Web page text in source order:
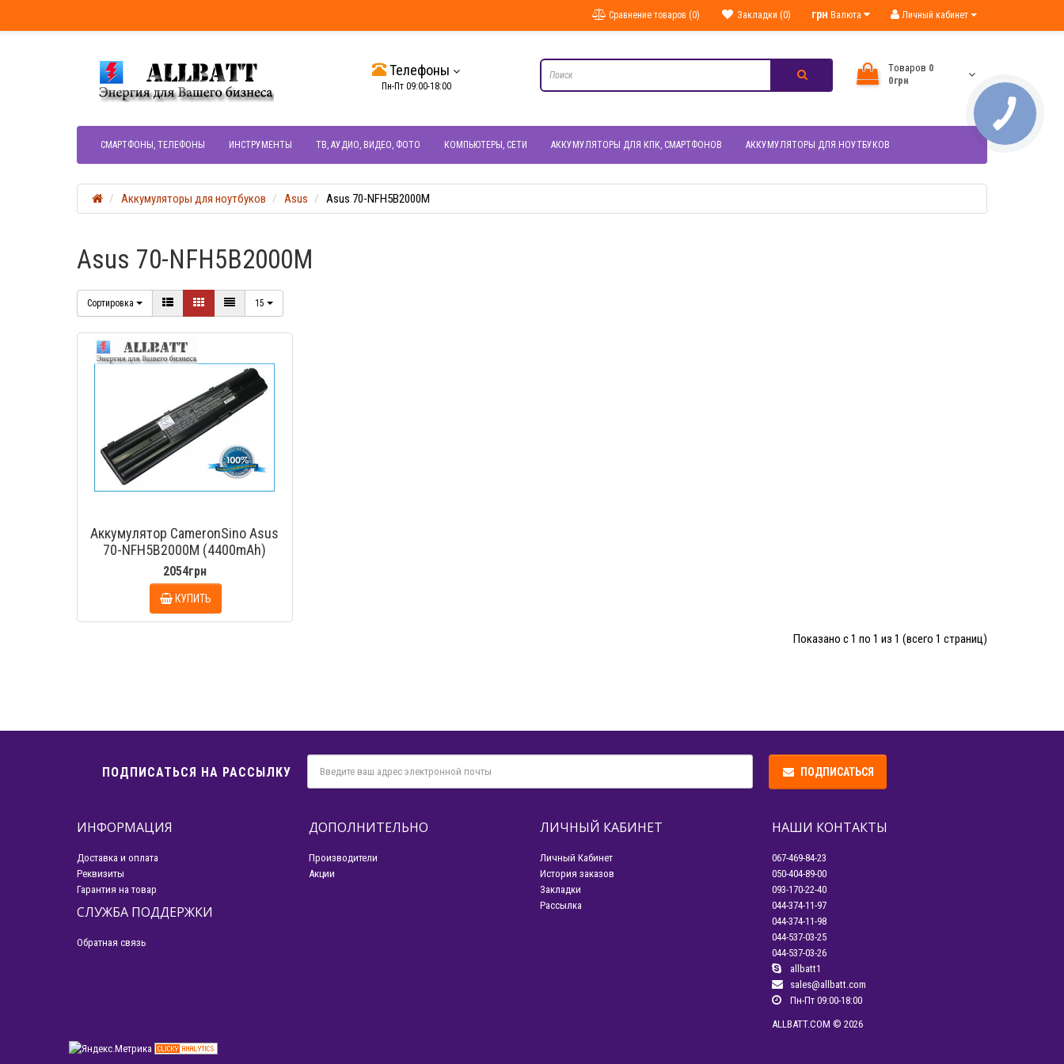
Личный кабинет
грн Валюта
Закладки (0)
Сравнение товаров (0)
Телефоны
Пн-Пт 09:00-18:00
Tоваров 0
0грн
СМАРТФОНЫ, ТЕЛЕФОНЫ ИНСТРУМЕНТЫ ТВ, АУДИО, ВИДЕО, ФОТО КОМПЬЮТЕРЫ, СЕТИ АККУМУЛЯТОРЫ ДЛЯ КПК, СМАРТФОНОВ АККУМУЛЯТОРЫ ДЛЯ НОУТБУКОВ
Аккумуляторы для ноутбуков Asus Asus 70-NFH5B2000M
Asus 70-NFH5B2000M
Сортировка 15
Аккумулятор CameronSino Asus
70-NFH5B2000M (4400mAh)
2054грн
КУПИТЬ
Показано с 1 по 1 из 1 (всего 1 страниц)
ПОДПИСАТЬСЯ НА РАССЫЛКУ ПОДПИСАТЬСЯ
ИНФОРМАЦИЯ
Доставка и оплата
Реквизиты
Гарантия на товар
СЛУЖБА ПОДДЕРЖКИ
Обратная связь
ДОПОЛНИТЕЛЬНО
Производители
Акции
ЛИЧНЫЙ КАБИНЕТ
Личный Кабинет
История заказов
Закладки
Рассылка
НАШИ КОНТАКТЫ
067-469-84-23
050-404-89-00
093-170-22-40
044-374-11-97
044-374-11-98
044-537-03-25
044-537-03-26
allbatt1
sales@allbatt.com
Пн-Пт 09:00-18:00
ALLBATT.COM © 2026